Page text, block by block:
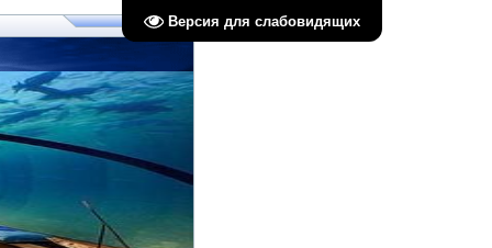
Версия для слабовидящих